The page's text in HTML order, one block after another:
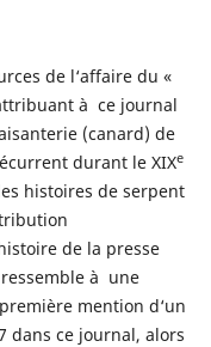
de l‘affaire du «
à ce journal
(canard) de
durant le XIXe
histoires de serpent
de la presse
à une
mention d‘un
dans ce journal, alors